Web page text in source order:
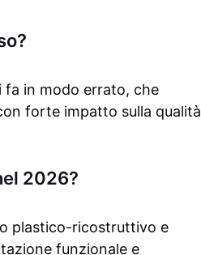
fa in modo errato, che
forte impatto sulla qualità
2026?
plastico-ricostruttivo e
funzionale e